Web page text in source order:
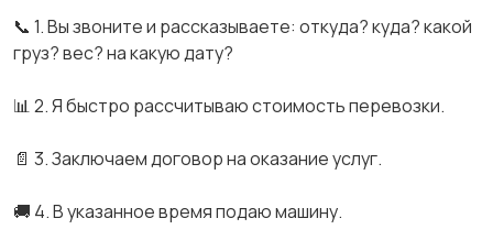
📞 1. Вы звоните и рассказываете: откуда? куда? какой
груз? вес? на какую дату?
📊 2. Я быстро рассчитываю стоимость перевозки.
📄 3. Заключаем договор на оказание услуг.
🚚 4. В указанное время подаю машину.